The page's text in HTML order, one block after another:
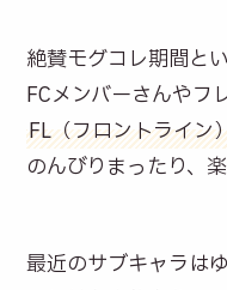
絶賛モグコレ期間と
FCメンバーさんやフ
FL（フロントライン
のんびりまったり、
最近のサブキャラは